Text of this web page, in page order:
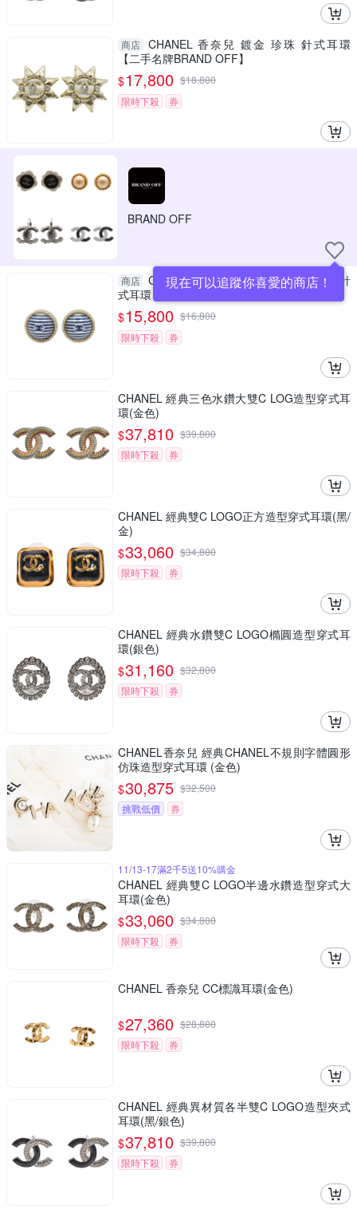
商店 CHANEL 香奈兒 鍍金 珍珠 針式耳環
【二手名牌BRAND OFF】
$17,800 $18,800
限時下殺
券
BRAND OFF
現在可以追蹤你喜愛的商店！
商店 CHANEL 香奈兒 金屬 藍白條紋 圓形 針
式耳環 【二手名牌BRAND OFF】
$15,800 $16,800
限時下殺
券
CHANEL 經典三色水鑽大雙C LOG造型穿式耳
環(金色)
$37,810 $39,800
限時下殺
券
CHANEL 經典雙C LOGO正方造型穿式耳環(黑/
金)
$33,060 $34,800
限時下殺
券
CHANEL 經典水鑽雙C LOGO橢圓造型穿式耳
環(銀色)
$31,160 $32,800
限時下殺
券
CHANEL香奈兒 經典CHANEL不規則字體圓形
仿珠造型穿式耳環 (金色)
$30,875 $32,500
挑戰低價
券
11/13-17滿2千5送10%購金
CHANEL 經典雙C LOGO半邊水鑽造型穿式大
耳環(金色)
$33,060 $34,800
限時下殺
券
CHANEL 香奈兒 CC標識耳環(金色)
$27,360 $28,800
限時下殺
券
CHANEL 經典異材質各半雙C LOGO造型夾式
耳環(黑/銀色)
$37,810 $39,800
限時下殺
券